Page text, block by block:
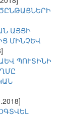
ԱՅՑԻ
ՄԻՆՉԵՎ
ՊՈՒՏԻՆԻ